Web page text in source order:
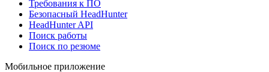
Требования к ПО
Безопасный HeadHunter
HeadHunter API
Поиск работы
Поиск по резюме
Мобильное приложение